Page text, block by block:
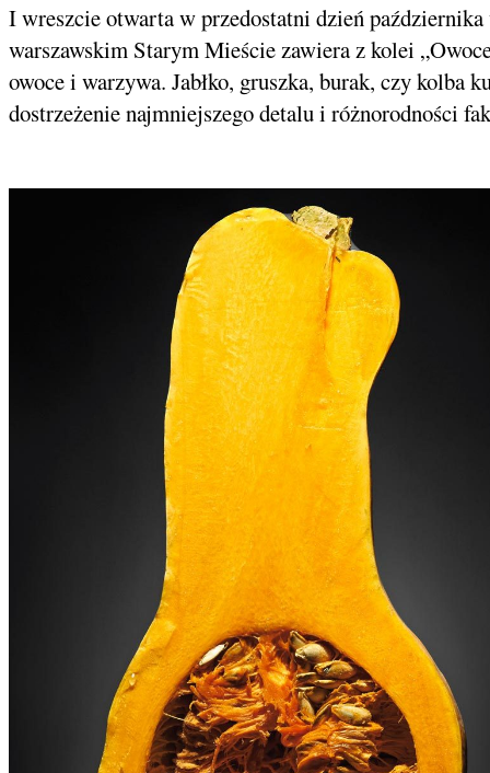
I wreszcie otwarta w przedostatni dzień
warszawskim Starym Mieście zawiera z kolei
owoce i warzywa. Jabłko, gruszka, burak, czy
dostrzeżenie najmniejszego detalu i różnorodności